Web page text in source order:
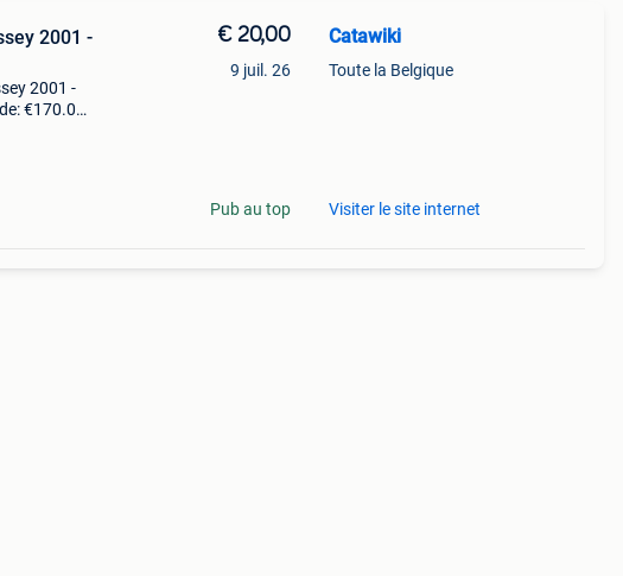
2001 -
2001 -
€170.0
€ 20,00
9 juil. 26
Pub au top
Catawiki
Toute la Belgique
Visiter le site internet